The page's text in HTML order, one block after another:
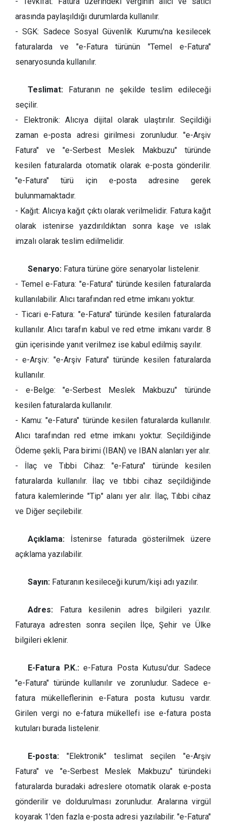
arasında paylaşıldığı durumlarda kullanılır.
- SGK: Sadece Sosyal Güvenlik Kurumu'na kesilecek
faturalarda ve "e-Fatura türünün "Temel e-Fatura"
senaryosunda kullanılır.
Teslimat: Faturanın ne şekilde teslim edileceği
seçilir.
- Elektronik: Alıcıya dijital olarak ulaştırılır. Seçildiği
zaman e-posta adresi girilmesi zorunludur. "e-Arşiv
Fatura" ve "e-Serbest Meslek Makbuzu" türünde
kesilen faturalarda otomatik olarak e-posta gönderilir.
"e-Fatura" türü için e-posta adresine gerek
bulunmamaktadır.
- Kağıt: Alıcıya kağıt çıktı olarak verilmelidir. Fatura kağıt
olarak istenirse yazdırıldıktan sonra kaşe ve ıslak
imzalı olarak teslim edilmelidir.
Senaryo: Fatura türüne göre senaryolar listelenir.
- Temel e-Fatura: "e-Fatura" türünde kesilen faturalarda
kullanılabilir. Alıcı tarafından red etme imkanı yoktur.
- Ticari e-Fatura: "e-Fatura" türünde kesilen faturalarda
kullanılır. Alıcı tarafın kabul ve red etme imkanı vardır. 8
gün içerisinde yanıt verilmez ise kabul edilmiş sayılır.
- e-Arşiv: "e-Arşiv Fatura" türünde kesilen faturalarda
kullanılır.
- e-Belge: "e-Serbest Meslek Makbuzu" türünde
kesilen faturalarda kullanılır.
- Kamu: "e-Fatura" türünde kesilen faturalarda kullanılır.
Alıcı tarafından red etme imkanı yoktur. Seçildiğinde
Ödeme şekli, Para birimi (IBAN) ve IBAN alanları yer alır.
- İlaç ve Tıbbi Cihaz: "e-Fatura" türünde kesilen
faturalarda kullanılır. İlaç ve tıbbi cihaz seçildiğinde
fatura kalemlerinde "Tip" alanı yer alır. İlaç, Tıbbi cihaz
ve Diğer seçilebilir.
Açıklama: İstenirse faturada gösterilmek üzere
açıklama yazılabilir.
Sayın: Faturanın kesileceği kurum/kişi adı yazılır.
Adres: Fatura kesilenin adres bilgileri yazılır.
Faturaya adresten sonra seçilen İlçe, Şehir ve Ülke
bilgileri eklenir.
E-Fatura P.K.: e-Fatura Posta Kutusu'dur. Sadece
"e-Fatura" türünde kullanılır ve zorunludur. Sadece e-
fatura mükelleflerinin e-Fatura posta kutusu vardır.
Girilen vergi no e-fatura mükellefi ise e-fatura posta
kutuları burada listelenir.
E-posta: "Elektronik" teslimat seçilen "e-Arşiv
Fatura" ve "e-Serbest Meslek Makbuzu" türündeki
faturalarda buradaki adreslere otomatik olarak e-posta
gönderilir ve doldurulması zorunludur. Aralarına virgül
koyarak 1'den fazla e-posta adresi yazılabilir. "e-Fatura"